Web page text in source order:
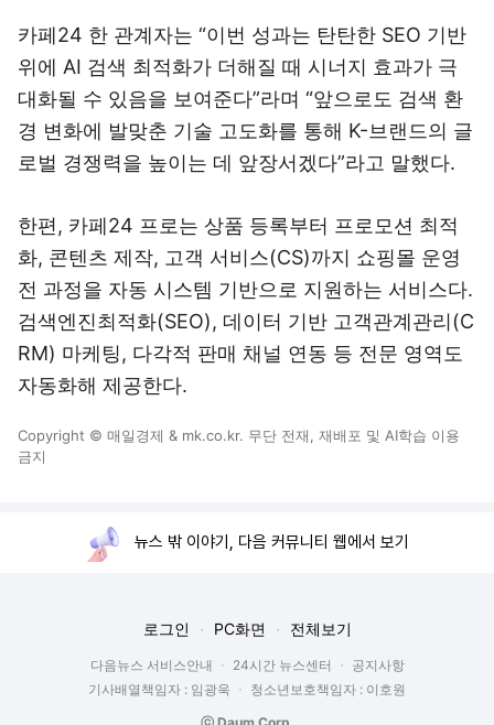
카페24 한 관계자는 “이번 성과는 탄탄한 SEO 기반
위에 AI 검색 최적화가 더해질 때 시너지 효과가 극
대화될 수 있음을 보여준다”라며 “앞으로도 검색 환
경 변화에 발맞춘 기술 고도화를 통해 K-브랜드의 글
로벌 경쟁력을 높이는 데 앞장서겠다”라고 말했다.
한편, 카페24 프로는 상품 등록부터 프로모션 최적
화, 콘텐츠 제작, 고객 서비스(CS)까지 쇼핑몰 운영
전 과정을 자동 시스템 기반으로 지원하는 서비스다.
검색엔진최적화(SEO), 데이터 기반 고객관계관리(C
RM) 마케팅, 다각적 판매 채널 연동 등 전문 영역도
자동화해 제공한다.
Copyright © 매일경제 & mk.co.kr. 무단 전재, 재배포 및 AI학습 이용
금지
뉴스 밖 이야기, 다음 커뮤니티 웹에서 보기
로그인 PC화면 전체보기
다음뉴스 서비스안내 24시간 뉴스센터
공지사항
기사배열책임자 : 임광욱
청소년보호책임자 : 이호원